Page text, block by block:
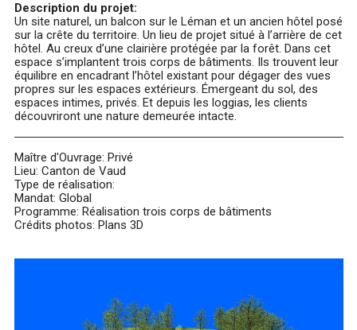
Description du projet:
Un site naturel, un balcon sur le Léman et un ancien hôtel posé
sur la crête du territoire. Un lieu de projet situé à l’arrière de cet
hôtel. Au creux d’une clairière protégée par la forêt. Dans cet
espace s’implantent trois corps de bâtiments. Ils trouvent leur
équilibre en encadrant l’hôtel existant pour dégager des vues
propres sur les espaces extérieurs. Émergeant du sol, des
espaces intimes, privés. Et depuis les loggias, les clients
découvriront une nature demeurée intacte.
Maître d'Ouvrage: Privé
Lieu: Canton de Vaud
Type de réalisation:
Mandat: Global
Programme: Réalisation trois corps de bâtiments
Crédits photos: Plans 3D